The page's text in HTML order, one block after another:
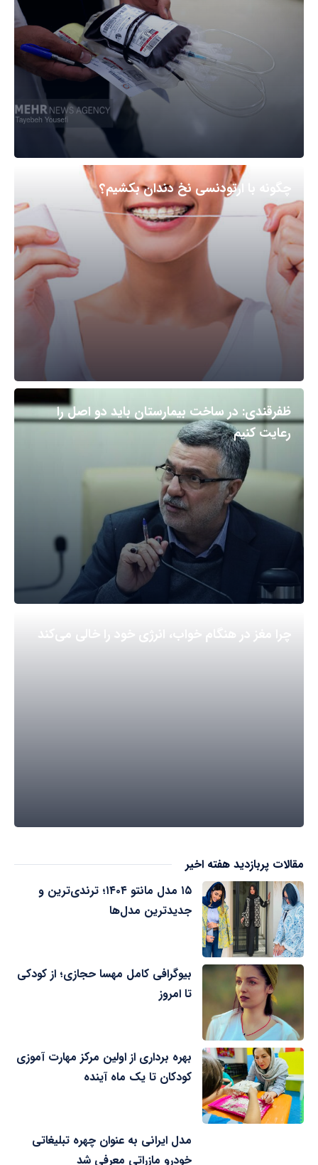
چگونه با ارتودنسی نخ دندان بکشیم؟
ظفرقندی: در ساخت بیمارستان باید دو اصل را
رعایت کنیم
چرا مغز در هنگام خواب، انرژی خود را خالی می‌کند
مقالات پربازدید هفته اخیر
۱۵ مدل مانتو ۱۴۰۴؛ ترندی‌ترین و
جدیدترین مدل‌ها
بیوگرافی کامل مهسا حجازی؛ از کودکی
تا امروز
بهره برداری از اولین مرکز مهارت آموزی
کودکان تا یک ماه آینده
مدل ایرانی به عنوان چهره تبلیغاتی
خودرو مازراتی معرفی شد